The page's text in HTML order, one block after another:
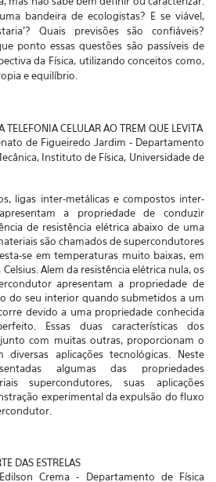
bandeira de ecologistas? E se viável,
Quais previsões são confiáveis?
ponto essas questões são passíveis de
da Física, utilizando conceitos como,
e equilíbrio.
TELEFONIA CELULAR AO TREM QUE LEVITA
de Figueiredo Jardim - Departamento
Instituto de Física, Universidade de
ligas inter-metálicas e compostos inter-
a propriedade de conduzir
de resistência elétrica abaixo de uma
são chamados de supercondutores
se em temperaturas muito baixas, em
Alem da resistência elétrica nula, os
apresentam a propriedade de
do seu interior quando submetidos a um
devido a uma propriedade conhecida
Essas duas características dos
com muitas outras, proporcionam o
diversas aplicações tecnológicas. Neste
algumas das propriedades
supercondutores, suas aplicações
experimental da expulsão do fluxo
DAS ESTRELAS
Edilson Crema - Departamento de Física